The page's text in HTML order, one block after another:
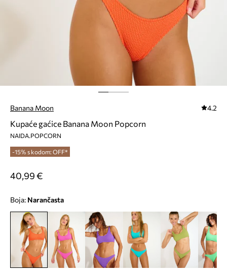
Banana Moon 4.2
Kupaće gaćice Banana Moon Popcorn
NAIDA.POPCORN
-15% s kodom: OFF*
40,99 €
Boja: narančasta